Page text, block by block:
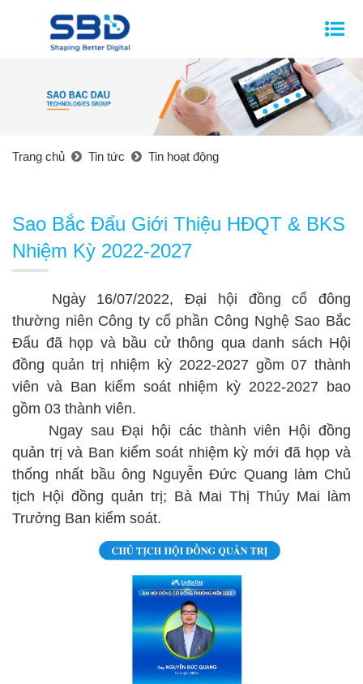
Trang chủ Tin tức Tin hoạt động
Sao Bắc Đẩu Giới Thiệu HĐQT & BKS
Nhiệm Kỳ 2022-2027
Ngày 16/07/2022, Đại hội đồng cổ đông
thường niên Công ty cổ phần Công Nghệ Sao Bắc
Đẩu đã họp và bầu cử thông qua danh sách Hội
đồng quản trị nhiệm kỳ 2022-2027 gồm 07 thành
viên và Ban kiểm soát nhiệm kỳ 2022-2027 bao
gồm 03 thành viên.
Ngay sau Đại hội các thành viên Hội đồng
quản trị và Ban kiểm soát nhiệm kỳ mới đã họp và
thống nhất bầu ông Nguyễn Đức Quang làm Chủ
tịch Hội đồng quản trị; Bà Mai Thị Thúy Mai làm
Trưởng Ban kiểm soát.